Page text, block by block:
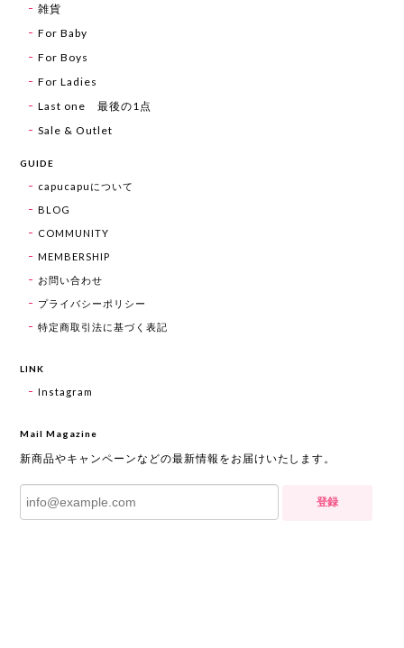
雑貨
For Baby
For Boys
For Ladies
Last one 最後の1点
Sale & Outlet
GUIDE
capucapuについて
BLOG
COMMUNITY
MEMBERSHIP
お問い合わせ
プライバシーポリシー
特定商取引法に基づく表記
LINK
Instagram
Mail Magazine
新商品やキャンペーンなどの最新情報をお届けいたします。
登録